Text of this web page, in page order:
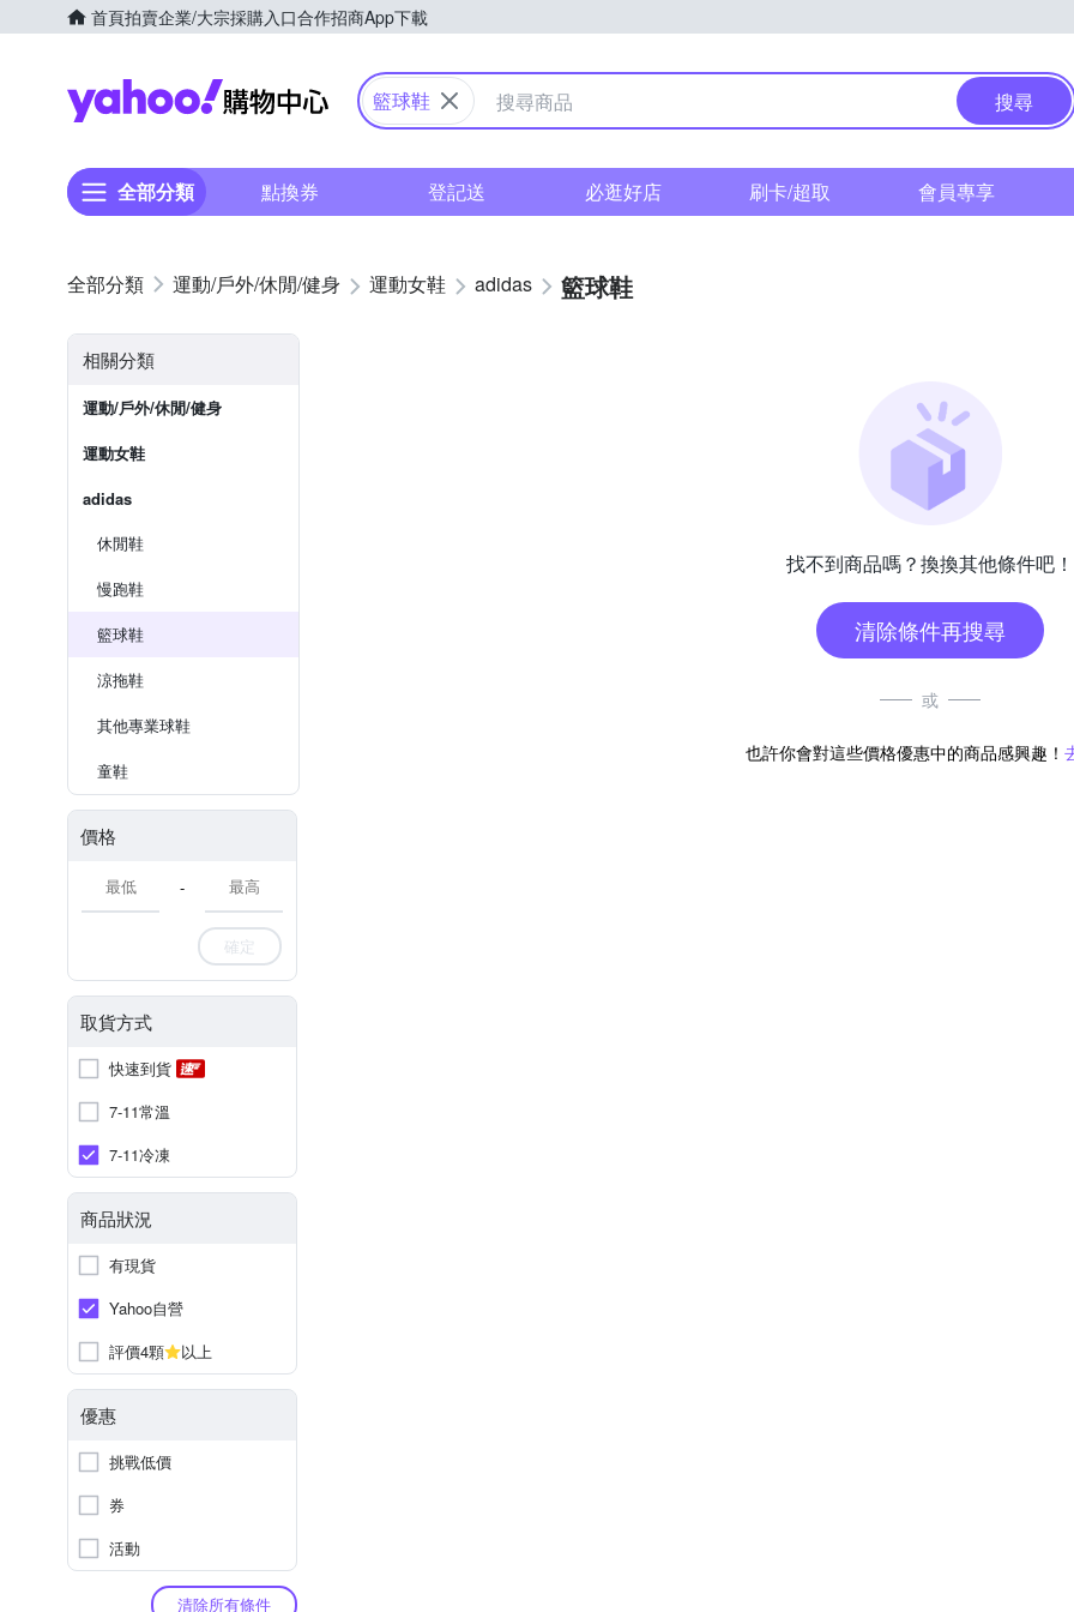
首頁拍賣企業/大宗採購入口合作招商App下載
Yahoo購物中心
籃球鞋 搜尋
全部分類 點換券 登記送 必逛好店 刷卡/超取 會員專享
運動/戶外/休閒/健身 運動女鞋 adidas 籃球鞋
相關分類
運動/戶外/休閒/健身
運動女鞋
adidas
休閒鞋
慢跑鞋
籃球鞋
涼拖鞋
其他專業球鞋
童鞋
價格
-
確定
取貨方式
快速到貨
7-11常溫
7-11冷凍
商品狀況
有現貨
Yahoo自營
評價4顆
以上
優惠
挑戰低價
券
活動
清除所有條件
找不到商品嗎？換換其他條件吧！
清除條件再搜尋
或
也許你會對這些價格優惠中的商品感興趣！